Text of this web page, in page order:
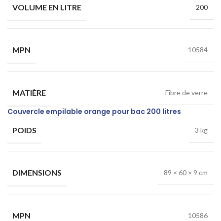
VOLUME EN LITRE 200
MPN 10584
MATIÈRE Fibre de verre
Couvercle empilable orange pour bac 200 litres
POIDS 3 kg
DIMENSIONS 89 × 60 × 9 cm
MPN 10586